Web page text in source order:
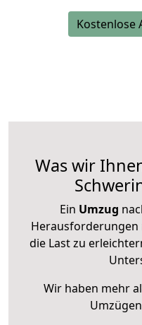
Kostenlose
Was wir
Ein Umzug
die Last zu
Wir haben mehr